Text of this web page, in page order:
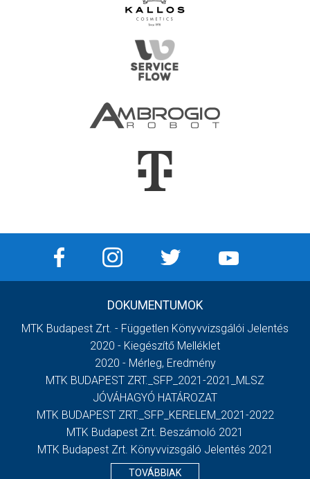
DOKUMENTUMOK
MTK Budapest Zrt. - Független Könyvvizsgálói Jelentés
2020 - Kiegészítő Melléklet
2020 - Mérleg, Eredmény
MTK BUDAPEST ZRT._SFP_2021-2021_MLSZ
JÓVÁHAGYÓ HATÁROZAT
MTK BUDAPEST ZRT._SFP_KERELEM_2021-2022
MTK Budapest Zrt. Beszámoló 2021
MTK Budapest Zrt. Könyvvizsgáló Jelentés 2021
TOVÁBBIAK